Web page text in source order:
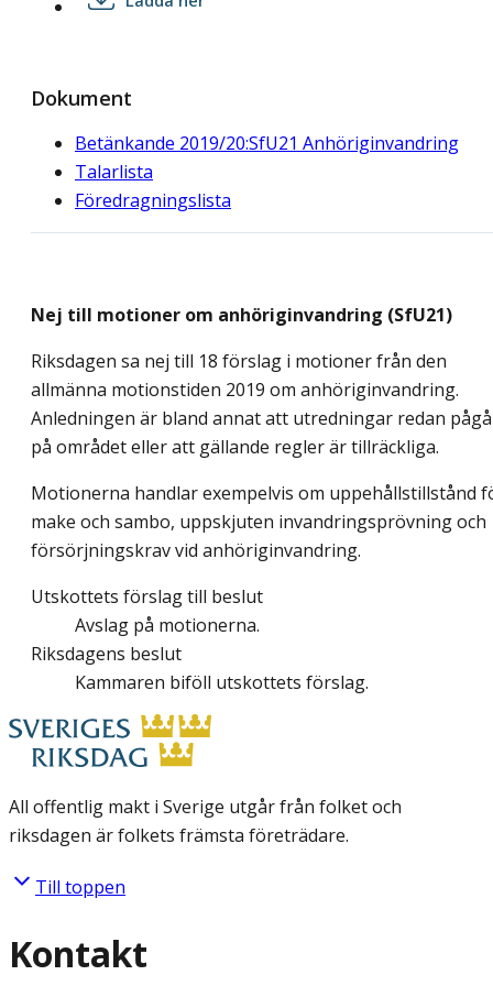
Dokument
Betänkande 2019/20:SfU21 Anhöriginvandring
Talarlista
Föredragningslista
Nej till motioner om anhöriginvandring (SfU21)
Riksdagen sa nej till 18 förslag i motioner från den
allmänna motionstiden 2019 om anhöriginvandring.
Anledningen är bland annat att utredningar redan
på området eller att gällande regler är tillräckliga.
Motionerna handlar exempelvis om uppehållstillstånd
make och sambo, uppskjuten invandringsprövning och
försörjningskrav vid anhöriginvandring.
Utskottets förslag till beslut
Avslag på motionerna.
Riksdagens beslut
Kammaren biföll utskottets förslag.
All offentlig makt i Sverige utgår från folket och
riksdagen är folkets främsta företrädare.
Till toppen
Kontakt